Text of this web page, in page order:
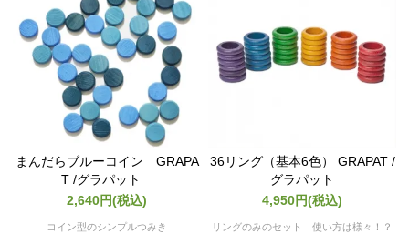
まんだらブルーコイン GRAPA
T /グラパット
2,640円(税込)
コイン型のシンプルつみき
36リング（基本6色） GRAPAT /
グラパット
4,950円(税込)
リングのみのセット 使い方は様々！？